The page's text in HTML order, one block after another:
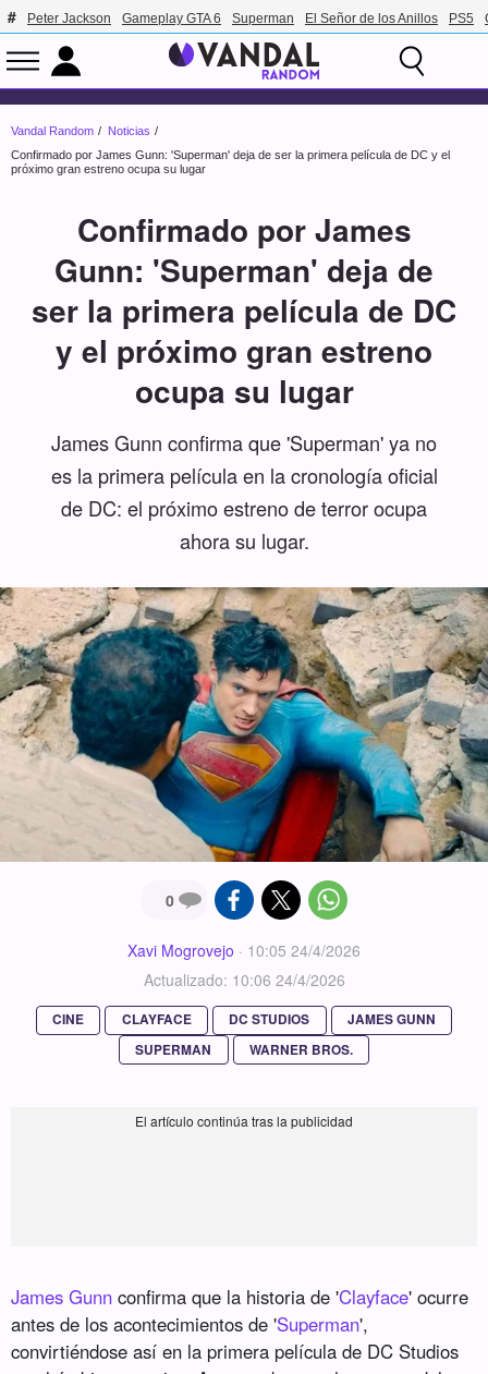
Peter Jackson Gameplay GTA 6 Superman El Señor de los Anillos PS5
Vandal Random
Noticias
Confirmado por James Gunn: 'Superman' deja de ser la primera película de DC y el
próximo gran estreno ocupa su lugar
Confirmado por James
Gunn: 'Superman' deja de
ser la primera película de DC
y el próximo gran estreno
ocupa su lugar
James Gunn confirma que 'Superman' ya no
es la primera película en la cronología oficial
de DC: el próximo estreno de terror ocupa
ahora su lugar.
0
Xavi Mogrovejo · 10:05 24/4/2026
Actualizado: 10:06 24/4/2026
CINE CLAYFACE DC STUDIOS
JAMES GUNN
SUPERMAN
WARNER BROS.
James Gunn confirma que la historia de 'Clayface' ocurre
antes de los acontecimientos de 'Superman',
convirtiéndose así en la primera película de DC Studios